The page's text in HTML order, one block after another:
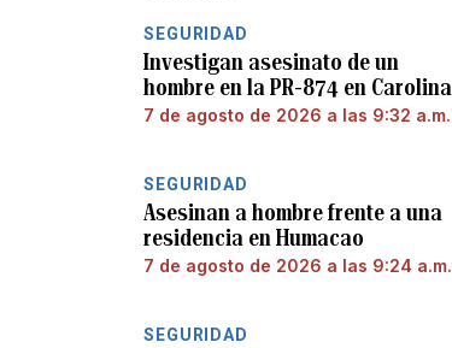
SEGURIDAD
Investigan asesinato de un
hombre en la PR-874 en Carolina
7 de agosto de 2026 a las 9:32 a.m.
SEGURIDAD
Asesinan a hombre frente a una
residencia en Humacao
7 de agosto de 2026 a las 9:24 a.m.
SEGURIDAD